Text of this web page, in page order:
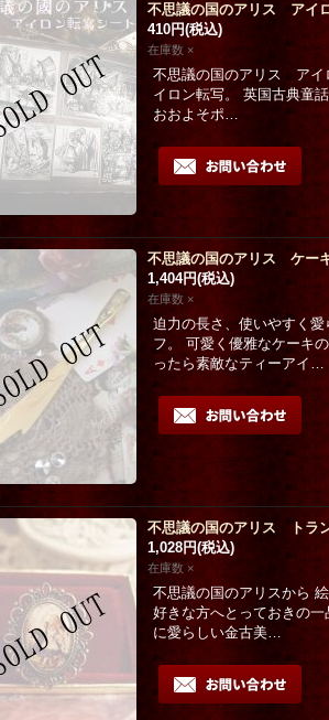
不思議の国のアリス アイ
410円(税込)
在庫数 ×
不思議の国のアリス アイ
イロン転写。 英国古典童
おおよそポ…
不思議の国のアリス ケー
1,404円(税込)
在庫数 ×
迫力の長さ、使いやすく
フ。 可愛く優雅なケーキ
ったら素敵なティーアイ…
不思議の国のアリス トラ
1,028円(税込)
在庫数 ×
不思議の国のアリスから
好きな方へとっておきの
に愛らしい金古美…